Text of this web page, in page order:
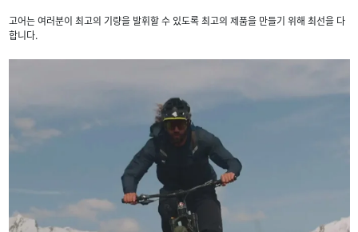
고어는 여러분이 최고의 기량을 발휘할 수 있도록 최고의 제품을 만들기 위해 최선을 다
합니다.